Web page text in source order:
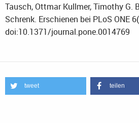
Tausch, Ottmar Kullmer, Timothy G.
Schrenk. Erschienen bei PLoS ONE
doi:10.1371/journal.pone.0014769
tweet teilen